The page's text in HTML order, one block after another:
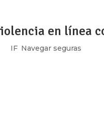
en línea
IF Navegar seguras